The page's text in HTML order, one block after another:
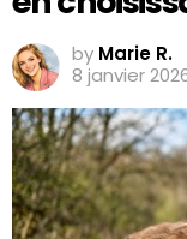
by Marie R.
8 janvier